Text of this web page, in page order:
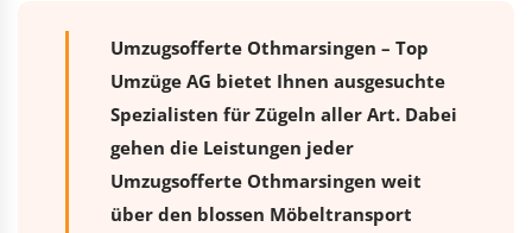
Umzugsofferte Othmarsingen – Top
Umzüge AG bietet Ihnen ausgesuchte
Spezialisten für Zügeln aller Art. Dabei
gehen die Leistungen jeder
Umzugsofferte Othmarsingen weit
über den blossen Möbeltransport